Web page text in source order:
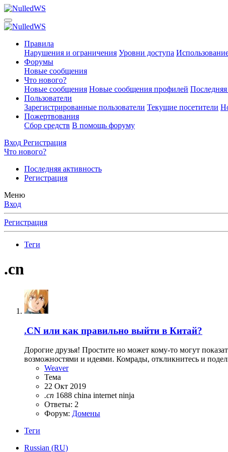
Правила
Нарушения и ограничения Уровни доступа
Форумы
Новые сообщения
Что нового?
Новые сообщения Новые сообщения профилей
Пользователи
Зарегистрированные пользователи Текущие посетители
Пожертвования
Сбор средств В помощь форуму
Вход Регистрация
Что нового?
Последняя активность
Регистрация
Меню
Вход
Регистрация
Теги
.cn
.CN или как правильно выйти в Китай?
Дорогие друзья! Простите но может кому-то могут
возможностями и идеями. Комрады, откликнитесь и
Weaver
Тема
22 Окт 2019
.cn 1688 china internet ninja
Ответы: 2
Форум: Домены
Теги
Russian (RU)